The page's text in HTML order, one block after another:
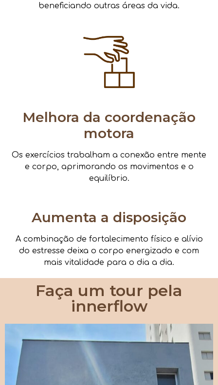
beneficiando outras áreas da vida.
Melhora da coordenação
motora
Os exercícios trabalham a conexão entre mente
e corpo, aprimorando os movimentos e o
equilíbrio.
Aumenta a disposição
A combinação de fortalecimento físico e alívio
do estresse deixa o corpo energizado e com
mais vitalidade para o dia a dia.
Faça um tour pela
innerflow